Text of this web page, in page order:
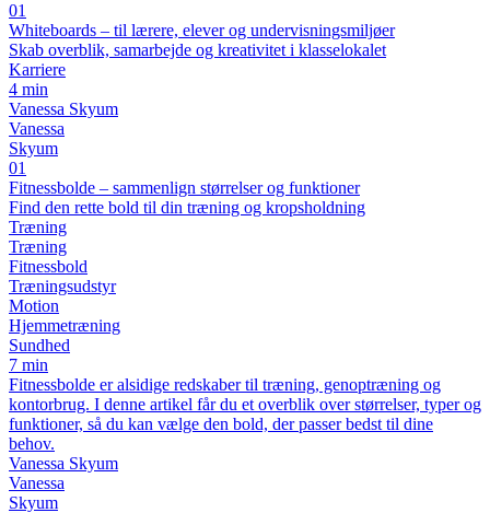
01
Whiteboards – til lærere, elever og undervisningsmiljøer
Skab overblik, samarbejde og kreativitet i klasselokalet
Karriere
4 min
Vanessa Skyum
Vanessa
Skyum
01
Fitnessbolde – sammenlign størrelser og funktioner
Find den rette bold til din træning og kropsholdning
Træning
Træning
Fitnessbold
Træningsudstyr
Motion
Hjemmetræning
Sundhed
7 min
Fitnessbolde er alsidige redskaber til træning, genoptræning og
kontorbrug. I denne artikel får du et overblik over størrelser, typer og
funktioner, så du kan vælge den bold, der passer bedst til dine
behov.
Vanessa Skyum
Vanessa
Skyum